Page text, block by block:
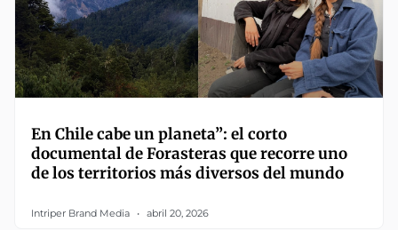
En Chile cabe un planeta”: el corto
documental de Forasteras que recorre uno
de los territorios más diversos del mundo
Intriper Brand Media abril 20, 2026